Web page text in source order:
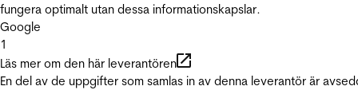
fungera optimalt utan dessa informationskapslar.
Google
1
Läs mer om den här leverantören
En del av de uppgifter som samlas in av denna leverantör är